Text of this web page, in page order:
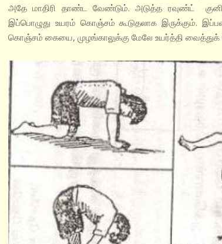
அதே மாதிரி தாண்ட வேண்டும். அடுத்த ரவுண்ட்
இப்பொழுது உயரம் கொஞ்சம் கூடுதலாக இருக்கும்.
கொஞ்சம் கையை, முழங்காலுக்கு மேலே உயர்த்தி